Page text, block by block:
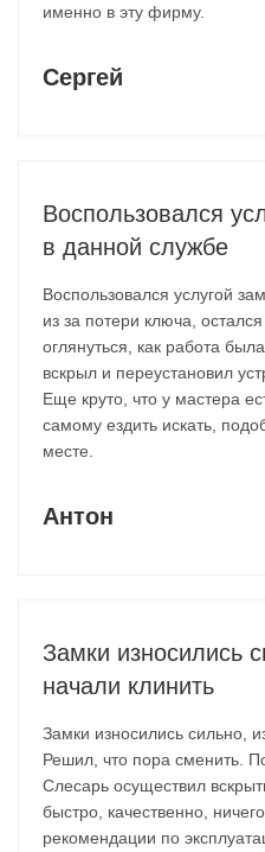
именно в эту фирму.
Сергей
Воспользовался
в данной службе
Воспользовался услугой
из за потери ключа,
оглянуться, как работа
вскрыл и переустановил
Еще круто, что у мастера
самому ездить искать,
месте.
Антон
Замки износились
начали клинить
Замки износились сильно,
Решил, что пора сменить.
Слесарь осуществил
быстро, качественно,
рекомендации по